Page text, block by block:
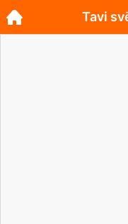
Tavi